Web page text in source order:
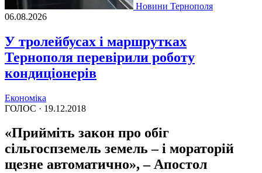
Новини Тернополя
06.08.2026
У тролейбусах і маршрутках
Тернополя перевірили роботу
кондиціонерів
Економіка
ГОЛОС · 19.12.2018
«Прийміть закон про обіг
сільгоспземель земель – і мораторій
щезне автоматично», – Апостол